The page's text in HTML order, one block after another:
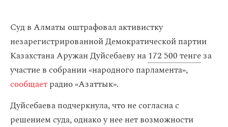
Суд в Алматы оштрафовал активистку
незарегистрированной Демократической партии
Казахстана Аружан Дуйсебаеву на172 500 тенгеза
участие в собрании «народного парламента»,
сообщаетрадио «Азаттык».
Дуйсебаева подчеркнула, что не согласна с
решением суда, однако у нее нет возможности